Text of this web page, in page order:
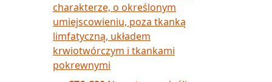
charakterze, o określonym
umiejscowieniu, poza tkanką
limfatyczną, układem
krwiotwórczym i tkankami
pokrewnymi